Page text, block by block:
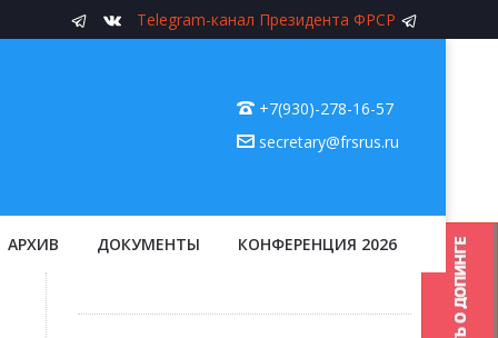
Telegram-канал Президента ФРСР
+7(930)-278-16-57
secretary@frsrus.ru
АРХИВ ДОКУМЕНТЫ КОНФЕРЕНЦИЯ 2026